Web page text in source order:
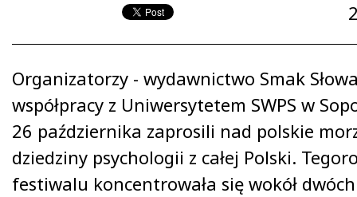
Organizatorzy - wydawnictwo Smak
współpracy z Uniwersytetem SWPS w
26 października zaprosili nad polskie
dziedziny psychologii z całej Polski.
festiwalu koncentrowała się wokół